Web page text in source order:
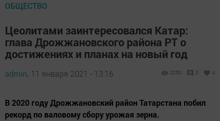
ОБЩЕСТВО
Цеолитами заинтересовался Катар:
глава Дрожжановского района РТ о
достижениях и планах на новый год
admin, 11 января 2021 - 13:16 2250 0 4
В 2020 году Дрожжановский район Татарстана побил
рекорд по валовому сбору урожая зерна.